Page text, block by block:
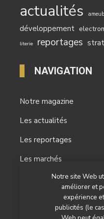
Notre site Web
améliorer et
expérience
publicités (le
actualités
développement
literie reportages
NAVIGATION
Notre magazine
Les actualités
Les reportages
Les marchés
Nos autres titres